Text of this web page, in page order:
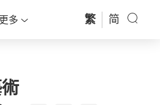
更多 繁 简